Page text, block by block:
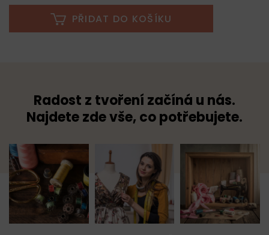
PŘIDAT DO KOŠÍKU
Radost z tvoření začíná u nás.
Najdete zde vše, co potřebujete.